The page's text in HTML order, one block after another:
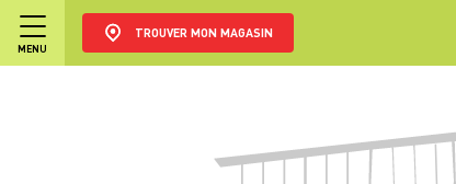
MENU
TROUVER MON MAGASIN